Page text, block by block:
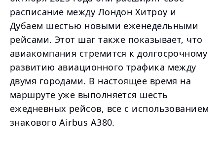
расписание между Лондон Хитроу и
Дубаем шестью новыми еженедельными
рейсами. Этот шаг также показывает, что
авиакомпания стремится к долгосрочному
развитию авиационного трафика между
двумя городами. В настоящее время на
маршруте уже выполняется шесть
ежедневных рейсов, все с использованием
знакового Airbus A380.